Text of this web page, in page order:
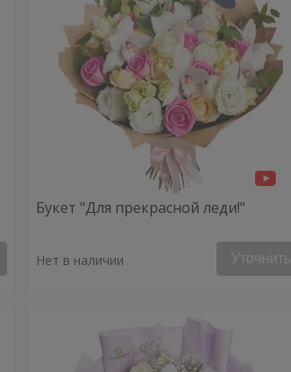
Букет "Для прекрасной леди!"
Нет в наличии Уточнить